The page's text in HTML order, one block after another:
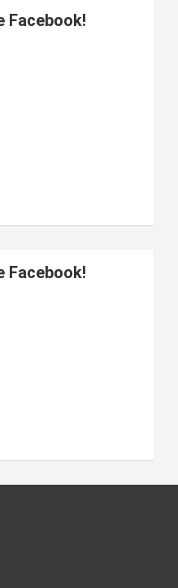
Facebook!
Facebook!